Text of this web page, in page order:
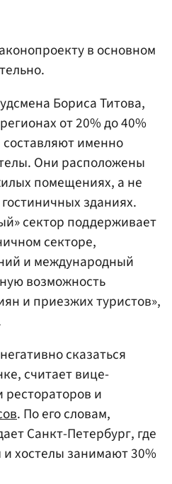
в основном
Бориса Титова,
от 20% до 40%
составляют именно
Они расположены
помещениях, а не
зданиях.
сектор поддерживает
секторе,
и международный
возможность
и приезжих туристов»,
сказаться
считает вице-
и
. По его словам,
Санкт-Петербург, где
хостелы занимают 30%